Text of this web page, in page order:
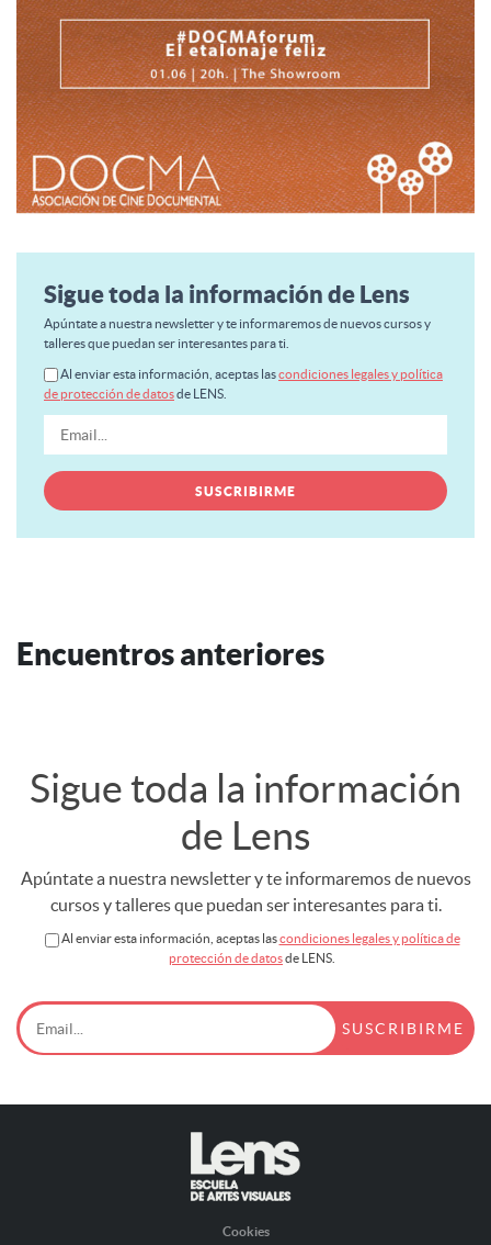
Sigue toda la información de Lens
Apúntate a nuestra newsletter y te informaremos de nuevos cursos y
talleres que puedan ser interesantes para ti.
Al enviar esta información, aceptas lascondiciones legales y política
de protección de datosde LENS.
Encuentros anteriores
Sigue toda la información
de Lens
Apúntate a nuestra newsletter y te informaremos de nuevos
cursos y talleres que puedan ser interesantes para ti.
Al enviar esta información, aceptas lascondiciones legales y política de
protección de datosde LENS.
Cookies